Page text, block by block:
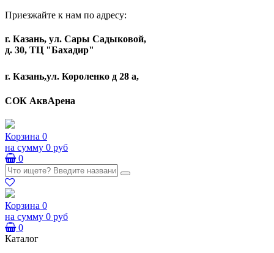
Приезжайте к нам по адресу:
г. Казань, ул. Сары Садыковой,
д. 30, ТЦ "Бахадир"
г. Казань,ул. Короленко д 28 а,
СОК АквАрена
Корзина 0
на сумму 0 руб
0
Корзина 0
на сумму 0 руб
0
Каталог